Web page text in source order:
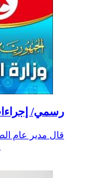
رسمي/
قال مدير عام